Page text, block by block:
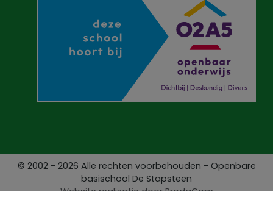
© 2002 - 2026 Alle rechten voorbehouden - Openbare
basischool De Stapsteen
Website realisatie doorProdaCom